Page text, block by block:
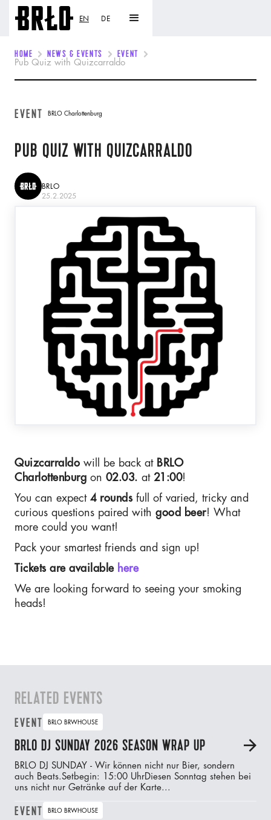
EN DE
HOME NEWS & EVENTS EVENT
Pub Quiz with Quizcarraldo
EVENT BRLO Charlottenburg
PUB QUIZ WITH QUIZCARRALDO
BRLO
25.2.2025
Quizcarraldo will be back at BRLO
Charlottenburg on 02.03. at 21:00!
You can expect 4 rounds full of varied, tricky and
curious questions paired with good beer! What
more could you want!
Pack your smartest friends and sign up!
Tickets are available here
We are looking forward to seeing your smoking
heads!
RELATED EVENTS
EVENT BRLO BRWHOUSE
BRLO DJ SUNDAY 2026 SEASON WRAP UP A
BRLO DJ SUNDAY - Wir können nicht nur Bier, sondern
auch Beats.‍Setbegin: 15:00 UhrDiesen Sonntag stehen bei
uns nicht nur Getränke auf der Karte...
EVENT BRLO BRWHOUSE